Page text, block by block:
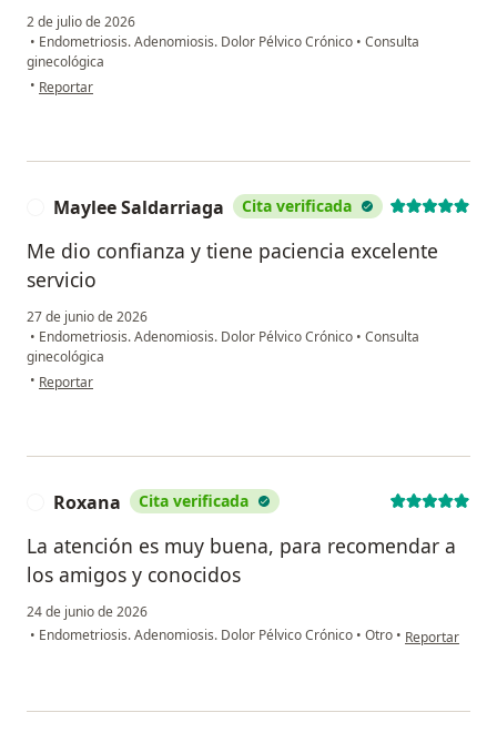
2 de julio de 2026
• Endometriosis. Adenomiosis. Dolor Pélvico Crónico • Consulta
ginecológica
• en opinión del usuario Lisbeth Herrera
Reportar
Maylee Saldarriaga Cita verificada
Me dio confianza y tiene paciencia excelente
servicio
27 de junio de 2026
• Endometriosis. Adenomiosis. Dolor Pélvico Crónico • Consulta
ginecológica
• en opinión del usuario Maylee Saldarriaga
Reportar
Roxana Cita verificada
La atención es muy buena, para recomendar a
los amigos y conocidos
24 de junio de 2026
• Endometriosis. Adenomiosis. Dolor Pélvico Crónico • Otro • en opinión del
Reportar